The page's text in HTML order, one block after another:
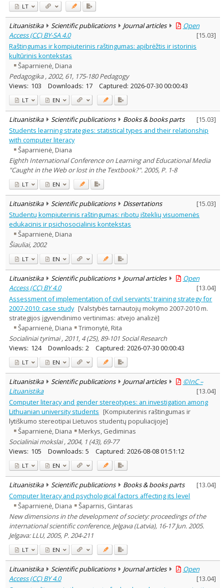
LT
Lituanistika Scientific publications Journal articles
Open
Access (CC) BY-SA 4.0
[15.03]
Raštingumas ir kompiuterinis raštingumas: apibrėžtis ir istorinis
kultūrinis kontekstas
Šaparnienė, Diana
Pedagogika , 2002, 61, 175-180 Pedagogy
Views: 103 Downloads: 17 Captured: 2026-07-30 00:00:43
LT EN
Lituanistika Scientific publications Books & books parts [15.03]
Students learning strategies: statistical types and their relationship
with computer literacy
Šaparnienė, Diana
Eighth International Conference on Learning and Educational Media
"Caught in the Web or lost in the Textbook?". 2005, P. 1-8
LT EN
Lituanistika Scientific publications Dissertations [15.03]
Studentų kompiuterinis raštingumas: ribotų išteklių visuomenės
edukacinis ir psichosocialinis kontekstas
Šaparnienė, Diana
Šiauliai, 2002
LT EN
Lituanistika Scientific publications Journal articles
Open
Access (CC) BY 4.0
[13.04]
Assessment of implementation of civil servants' training strategy for
2007-2010: case study [Valstybės tarnautojų mokymo 2007-2010 m.
strategijos įgyvendinimo vertinimas: atvejo analizė]
Šaparnienė, Diana
Trimonytė, Rita
Socialiniai tyrimai , 2011, 4 (25), 89-101 Social Research
Views: 124 Downloads: 2 Captured: 2026-07-30 00:00:43
LT EN
Lituanistika Scientific publications Journal articles
©InC –
Lituanistika
[13.04]
Computer literacy and gender stereotypes: an investigation among
Lithuanian university students [Kompiuterinis raštingumas ir
lytiškumo stereotipai Lietuvos studentų populiacijoje]
Šaparnienė, Diana
Merkys, Gediminas
Socialiniai mokslai , 2004, 1 (43), 69-77
Views: 105 Downloads: 5 Captured: 2026-08-08 01:51:12
LT EN
Lituanistika Scientific publications Books & books parts [13.04]
Computer literacy and psychological factors affecting its level
Šaparnienė, Diana
Šaparnis, Gintaras
New dimensions in the development of society: proceedings of the
international scientific conference, Jelgava (Latvia), 16-17 Jun. 2005.
Jelgava: LLU, 2005, P. 204-211
LT EN
Lituanistika Scientific publications Journal articles
Open
Access (CC) BY 4.0
[13.04]